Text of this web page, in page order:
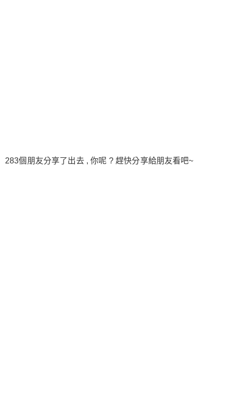
283個朋友分享了出去 , 你呢 ? 趕快分享給朋友看吧~